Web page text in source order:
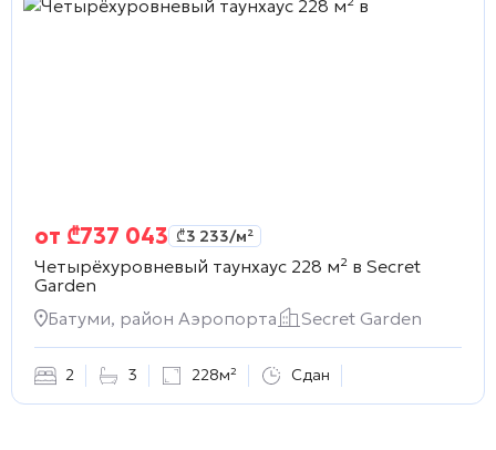
от ₾737 043 ₾3 233/м²
Четырёхуровневый таунхаус 228 м² в Secret
Garden
Батуми, район Аэропорта
Secret Garden
2 3 228м² Сдан